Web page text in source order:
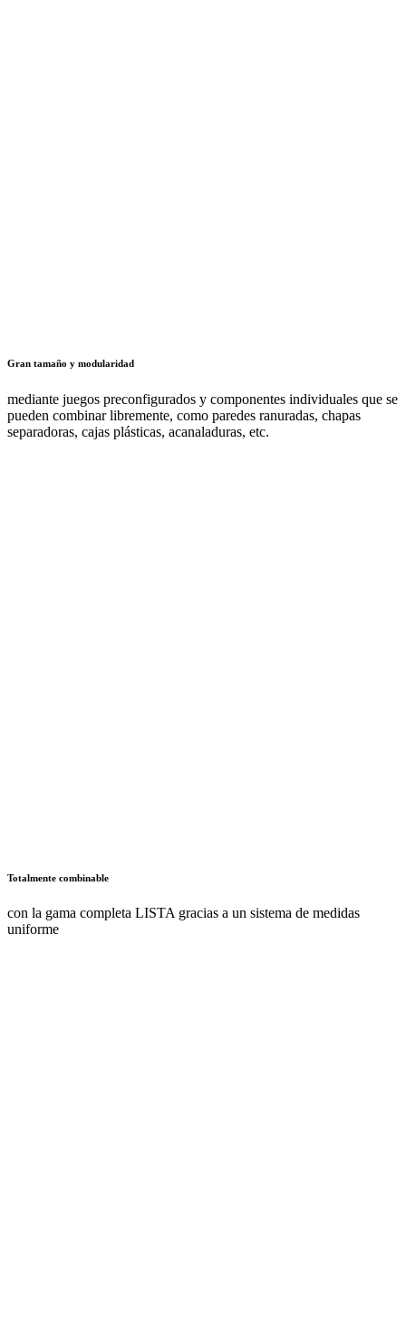
Gran tamaño y modularidad
mediante juegos preconfigurados y componentes individuales que se
pueden combinar libremente, como paredes ranuradas, chapas
separadoras, cajas plásticas, acanaladuras, etc.
Totalmente combinable
con la gama completa LISTA gracias a un sistema de medidas
uniforme